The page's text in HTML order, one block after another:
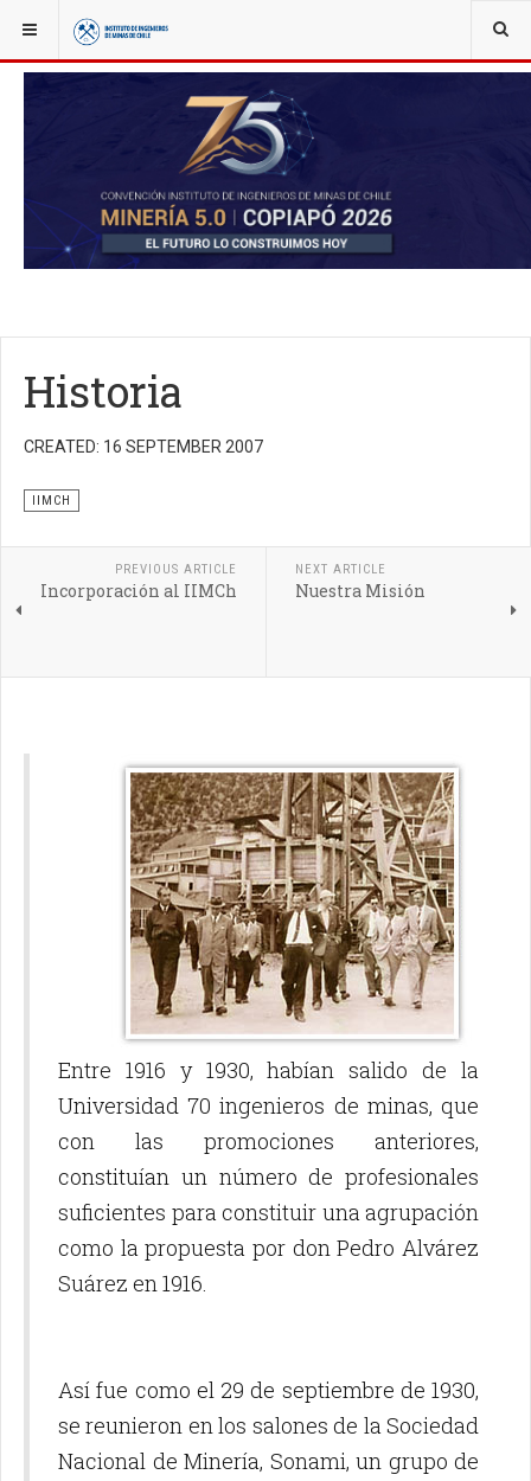
YOU ARE HERE: NOTICIAS
Historia
CREATED: 16 SEPTEMBER 2007
IIMCH
PREVIOUS ARTICLE
Incorporación al IIMCh
NEXT ARTICLE
Nuestra Misión
Entre 1916 y 1930, habían salido de la
Universidad 70 ingenieros de minas, que
con las promociones anteriores,
constituían un número de profesionales
suficientes para constituir una agrupación
como la propuesta por don Pedro Alvárez
Suárez en 1916.
Así fue como el 29 de septiembre de 1930,
se reunieron en los salones de la Sociedad
Nacional de Minería, Sonami, un grupo de